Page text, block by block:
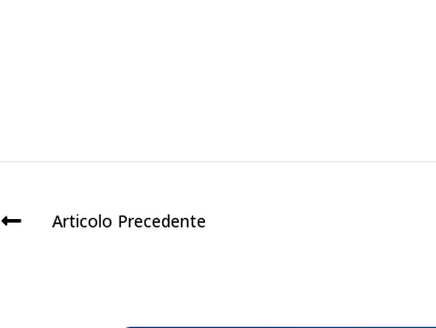
Articolo Precedente